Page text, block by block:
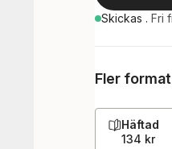
Skickas . Fri
Fler
Häftad
134 kr